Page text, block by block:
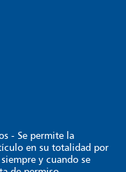
- Se permite la
en su totalidad por
y cuando se